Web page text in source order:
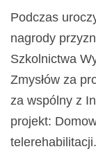
Podczas
nagrody
Szkolnictwa
Zmysłów za
za wspólny z
projekt:
telerehabilitacji.